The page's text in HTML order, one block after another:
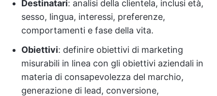
Destinatari: analisi della clientela, inclusi età,
sesso, lingua, interessi, preferenze,
comportamenti e fase della vita.
Obiettivi: definire obiettivi di marketing
misurabili in linea con gli obiettivi aziendali in
materia di consapevolezza del marchio,
generazione di lead, conversione,